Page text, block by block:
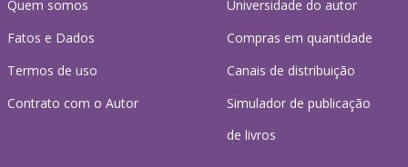
Quem somos
Fatos e Dados
Termos de uso
Contrato com o Autor
Universidade do autor
Compras em quantidade
Canais de distribuição
Simulador de publicação
de livros